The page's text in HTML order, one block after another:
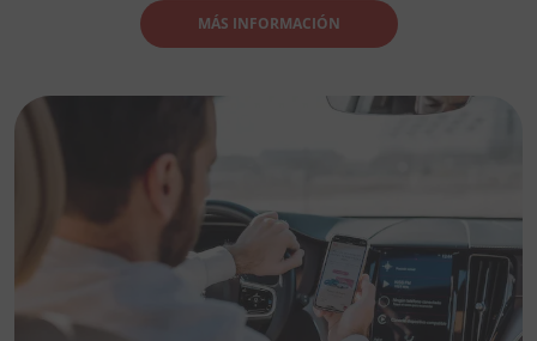
MÁS INFORMACIÓN